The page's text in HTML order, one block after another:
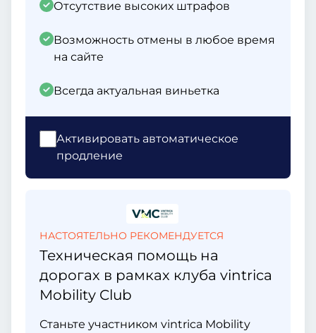
Отсутствие высоких штрафов
Возможность отмены в любое время
на сайте
Всегда актуальная виньетка
Активировать автоматическое
продление
НАСТОЯТЕЛЬНО РЕКОМЕНДУЕТСЯ
Техническая помощь на
дорогах в рамках клуба vintrica
Mobility Club
Станьте участником vintrica Mobility